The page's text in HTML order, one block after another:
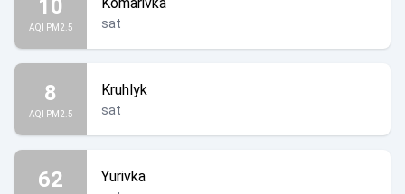
10
AQI PM2.5 sat
8
AQI PM2.5
Kruhlyk
sat
62 Yurivka